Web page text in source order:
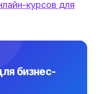
курсов для
бизнес-